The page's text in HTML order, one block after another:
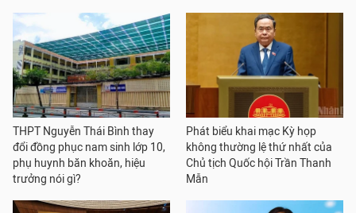
THPT Nguyễn Thái Bình thay
đổi đồng phục nam sinh lớp 10,
phụ huynh băn khoăn, hiệu
trưởng nói gì?
Phát biểu khai mạc Kỳ họp
không thường lệ thứ nhất của
Chủ tịch Quốc hội Trần Thanh
Mẫn